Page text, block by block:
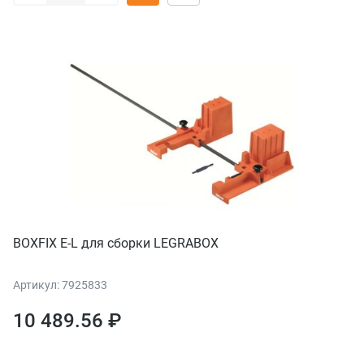
BOXFIX E-L для сборки LEGRABOX
Артикул: 7925833
10 489.56 ₽